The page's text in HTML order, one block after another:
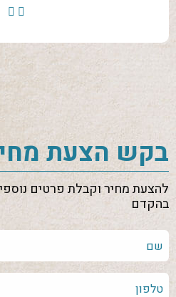
בקש הצעת
להצעת מחיר וקבלת פרטים
בהקדם
טלפון